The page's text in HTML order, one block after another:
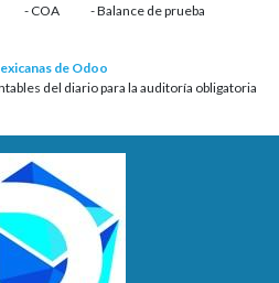
- COA - Balance de prueba
de Odoo
del diario para la auditoría obligatoria